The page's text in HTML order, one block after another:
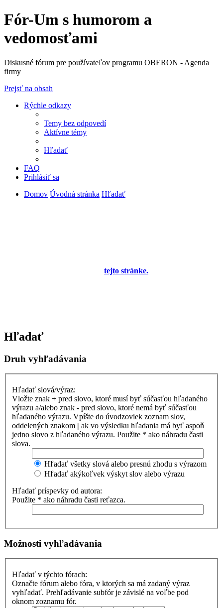
Fór-Um s humorom a
vedomosťami
Diskusné fórum pre používateľov programu OBERON - Agenda
firmy
Prejsť na obsah
Rýchle odkazy
Temy bez odpovedí
Aktívne témy
Hľadať
FAQ
Prihlásiť sa
Domov Úvodná stránka Hľadať
tejto stránke.
Hľadať
Druh vyhľadávania
Hľadať slová/výraz:
Vložte znak + pred slovo, ktoré musí byť súčasťou hľadaného
výrazu a/alebo znak - pred slovo, ktoré nemá byť súčasťou
hľadaného výrazu. Vpíšte do úvodzoviek zoznam slov,
oddelených znakom | ak vo výsledku hľadania má byť aspoň
jedno slovo z hľadaného výrazu. Použite * ako náhradu časti
slova.
Hľadať všetky slová alebo presnú zhodu s výrazom
Hľadať akýkoľvek výskyt slov alebo výrazu
Hľadať príspevky od autora:
Použite * ako náhradu časti reťazca.
Možnosti vyhľadávania
Hľadať v týchto fórach:
Označte fórum alebo fóra, v ktorých sa má zadaný výraz
vyhľadať. Prehľadávanie subfór je závislé na voľbe pod
oknom zoznamu fór.